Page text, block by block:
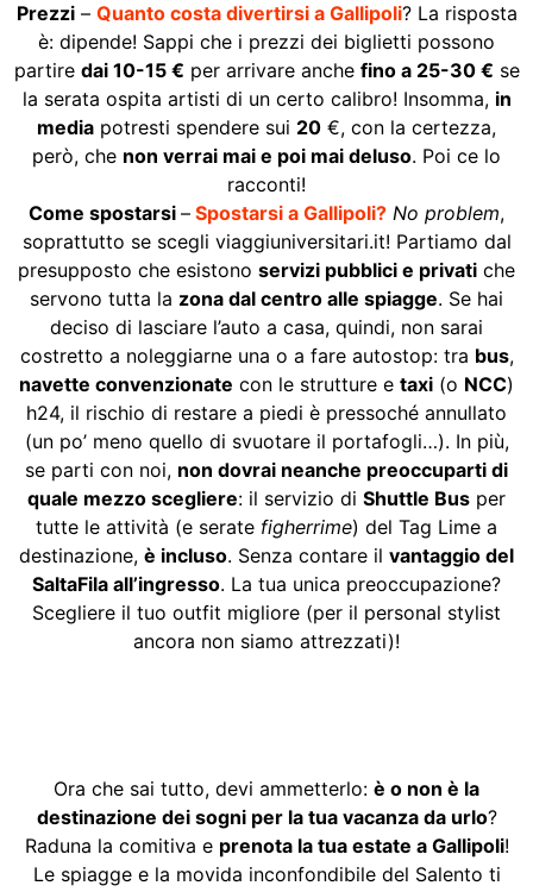
Prezzi– Quanto costa divertirsi a Gallipoli? La risposta
è: dipende! Sappi che i prezzi dei biglietti possono
partire dai 10-15 € per arrivare anche fino a 25-30 € se
la serata ospita artisti di un certo calibro! Insomma, in
media potresti spendere sui 20 €, con la certezza,
però, che non verrai mai e poi mai deluso. Poi ce lo
racconti!
Come spostarsi – Spostarsi a Gallipoli? No problem,
soprattutto se scegli viaggiuniversitari.it! Partiamo dal
presupposto che esistono servizi pubblici e privati che
servono tutta la zona dal centro alle spiagge. Se hai
deciso di lasciare l’auto a casa, quindi, non sarai
costretto a noleggiarne una o a fare autostop: tra bus,
navette convenzionate con le strutture e taxi (o NCC)
h24, il rischio di restare a piedi è pressoché annullato
(un po’ meno quello di svuotare il portafogli…). In più,
se parti con noi, non dovrai neanche preoccuparti di
quale mezzo scegliere: il servizio di Shuttle Bus per
tutte le attività (e serate figherrime) del Tag Lime a
destinazione, è incluso. Senza contare il vantaggio del
SaltaFila all’ingresso. La tua unica preoccupazione?
Scegliere il tuo outfit migliore (per il personal stylist
ancora non siamo attrezzati)!
Ora che sai tutto, devi ammetterlo: è o non è la
destinazione dei sogni per la tua vacanza da urlo?
Raduna la comitiva e prenota la tua estate a Gallipoli!
Le spiagge e la movida inconfondibile del Salento ti